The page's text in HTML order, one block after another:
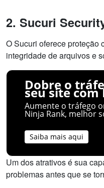
2. Sucuri
O Sucuri oferece proteção
integridade de arquivos e
Dobre o
seu site
Aumente o tráfego
Ninja Rank, melhor
Saiba mais aqui
Um dos atrativos é sua
problemas antes que se